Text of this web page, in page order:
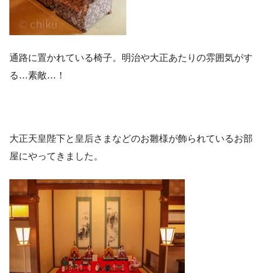
通路に置かれている椅子。明治や大正あたりの雰囲気がす
る…素敵…！
大正天皇陛下と皇后さまなどのお雛様が飾られているお部
屋にやってきました。